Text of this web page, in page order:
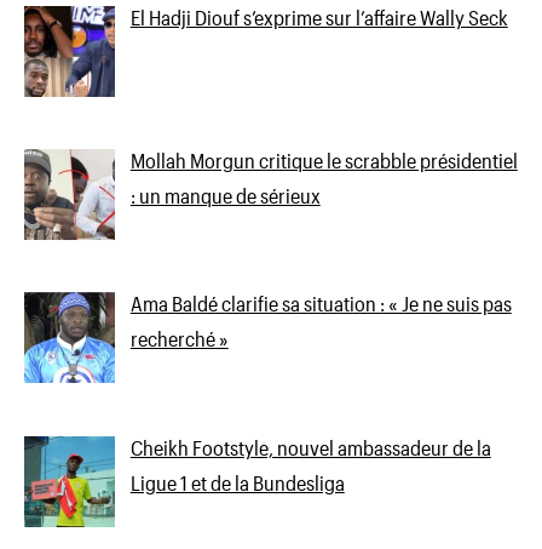
El Hadji Diouf s’exprime sur l’affaire Wally Seck
Mollah Morgun critique le scrabble présidentiel
: un manque de sérieux
Ama Baldé clarifie sa situation : « Je ne suis pas
recherché »
Cheikh Footstyle, nouvel ambassadeur de la
Ligue 1 et de la Bundesliga